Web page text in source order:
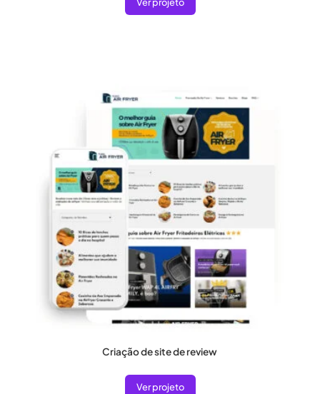
Ver projeto
Criação de site de review
Ver projeto